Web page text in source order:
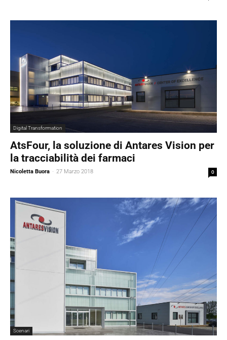
Digital Transformation
AtsFour, la soluzione di Antares Vision per
la tracciabilità dei farmaci
Nicoletta Buora - 27 Marzo 2018 0
Scenari